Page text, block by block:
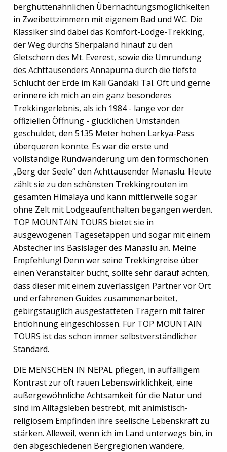
berghüttenähnlichen Übernachtungsmöglichkeiten
in Zweibettzimmern mit eigenem Bad und WC. Die
Klassiker sind dabei das Komfort-Lodge-Trekking,
der Weg durchs Sherpaland hinauf zu den
Gletschern des Mt. Everest, sowie die Umrundung
des Achttausenders Annapurna durch die tiefste
Schlucht der Erde im Kali Gandaki Tal. Oft und gerne
erinnere ich mich an ein ganz besonderes
Trekkingerlebnis, als ich 1984 - lange vor der
offiziellen Öffnung - glücklichen Umständen
geschuldet, den 5135 Meter hohen Larkya-Pass
überqueren konnte. Es war die erste und
vollständige Rundwanderung um den formschönen
„Berg der Seele“ den Achttausender Manaslu. Heute
zählt sie zu den schönsten Trekkingrouten im
gesamten Himalaya und kann mittlerweile sogar
ohne Zelt mit Lodgeaufenthalten begangen werden.
TOP MOUNTAIN TOURS bietet sie in
ausgewogenen Tagesetappen und sogar mit einem
Abstecher ins Basislager des Manaslu an. Meine
Empfehlung! Denn wer seine Trekkingreise über
einen Veranstalter bucht, sollte sehr darauf achten,
dass dieser mit einem zuverlässigen Partner vor Ort
und erfahrenen Guides zusammenarbeitet,
gebirgstauglich ausgestatteten Trägern mit fairer
Entlohnung eingeschlossen. Für TOP MOUNTAIN
TOURS ist das schon immer selbstverständlicher
Standard.
DIE MENSCHEN IN NEPAL pflegen, in auffälligem
Kontrast zur oft rauen Lebenswirklichkeit, eine
außergewöhnliche Achtsamkeit für die Natur und
sind im Alltagsleben bestrebt, mit animistisch-
religiösem Empfinden ihre seelische Lebenskraft zu
stärken. Alleweil, wenn ich im Land unterwegs bin, in
den abgeschiedenen Bergregionen wandere,